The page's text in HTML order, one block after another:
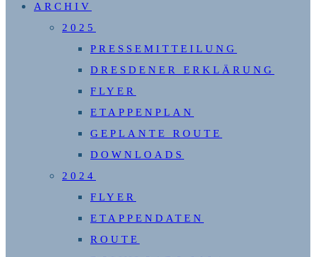
ARCHIV
2025
PRESSEMITTEILUNG
DRESDENER ERKLÄRUNG
FLYER
ETAPPENPLAN
GEPLANTE ROUTE
DOWNLOADS
2024
FLYER
ETAPPENDATEN
ROUTE